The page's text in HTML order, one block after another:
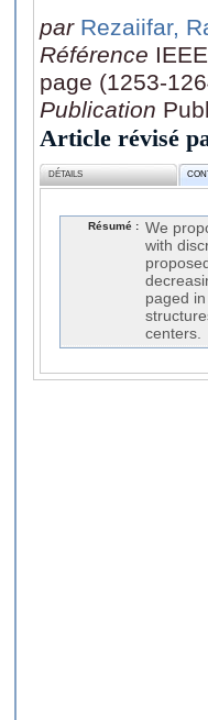
par Rezaiifar,
Référence
page (1253-
Publication
Article révisé
DÉTAILS
Résumé : We
with
paged
centers.